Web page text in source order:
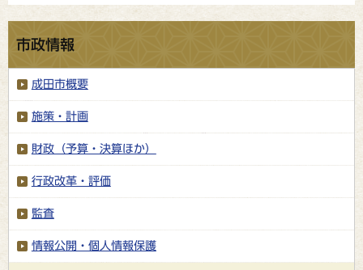
市政情報
成田市概要
施策・計画
財政（予算・決算ほか）
行政改革・評価
監査
情報公開・個人情報保護